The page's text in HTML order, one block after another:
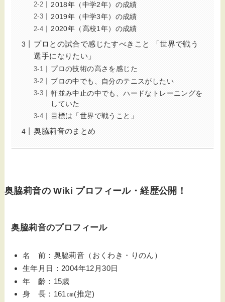
2018年（中学2年）の成績
2019年（中学3年）の成績
2020年（高校1年）の成績
プロとの試合で感じたすべきこと 「世界で戦う
選手になりたい」
プロの技術の高さを感じた
プロの中でも、自分のテニスがしたい
軒並み中止の中でも、ハードなトレーニングを
していた
目標は「世界で戦うこと」
奥脇莉音のまとめ
奥脇莉音の Wiki プロフィール・経歴公開！
奥脇莉音のプロフィール
名 前：奥脇莉音（おくわき・りのん）
生年月日：2004年12月30日
年 齡：15歳
身 長：161㎝(推定)